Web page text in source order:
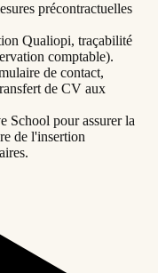
précontractuelles
Qualiopi, traçabilité
comptable).
de contact,
de CV aux
School pour assurer la
de l'insertion